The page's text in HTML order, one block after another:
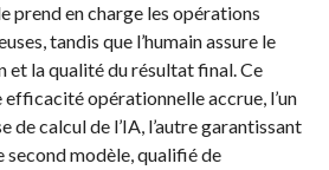
prend en charge les opérations
tandis que l’humain assure le
et la qualité du résultat final. Ce
efficacité opérationnelle accrue, l’un
de calcul de l’IA, l’autre garantissant
second modèle, qualifié de